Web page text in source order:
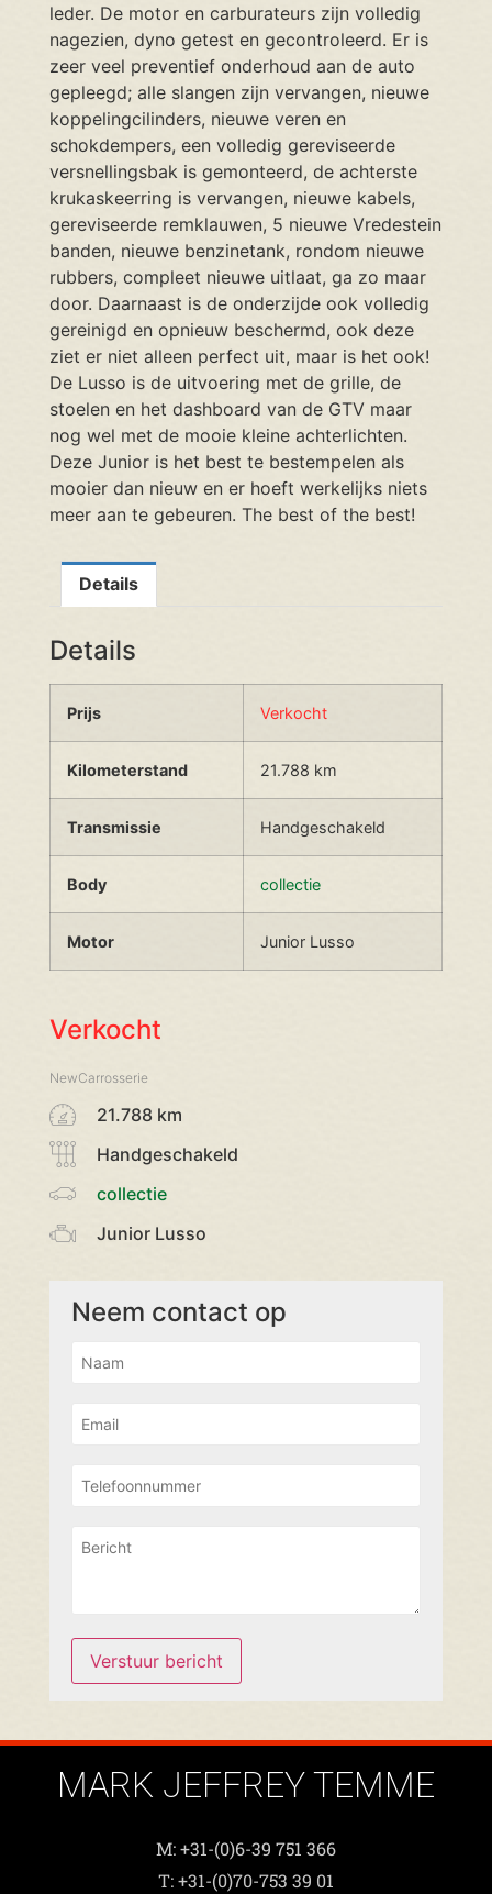
leder. De motor en carburateurs zijn volledig
nagezien, dyno getest en gecontroleerd. Er is
zeer veel preventief onderhoud aan de auto
gepleegd; alle slangen zijn vervangen, nieuwe
koppelingcilinders, nieuwe veren en
schokdempers, een volledig gereviseerde
versnellingsbak is gemonteerd, de achterste
krukaskeerring is vervangen, nieuwe kabels,
gereviseerde remklauwen, 5 nieuwe Vredestein
banden, nieuwe benzinetank, rondom nieuwe
rubbers, compleet nieuwe uitlaat, ga zo maar
door. Daarnaast is de onderzijde ook volledig
gereinigd en opnieuw beschermd, ook deze
ziet er niet alleen perfect uit, maar is het ook!
De Lusso is de uitvoering met de grille, de
stoelen en het dashboard van de GTV maar
nog wel met de mooie kleine achterlichten.
Deze Junior is het best te bestempelen als
mooier dan nieuw en er hoeft werkelijks niets
meer aan te gebeuren. The best of the best!
Details
Details
Prijs Verkocht
Kilometerstand 21.788 km
Transmissie Handgeschakeld
Body collectie
Motor Junior Lusso
Verkocht
NewCarrosserie
21.788 km
Handgeschakeld
collectie
Junior Lusso
Neem contact op
Verstuur bericht
MARK JEFFREY TEMME
M: +31-(0)6-39 751 366
T: +31-(0)70-753 39 01